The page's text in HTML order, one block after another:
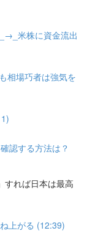
米株に資金流出
相場巧者は強気を
認する方法は？
すれば日本は最高
上がる (12:39)